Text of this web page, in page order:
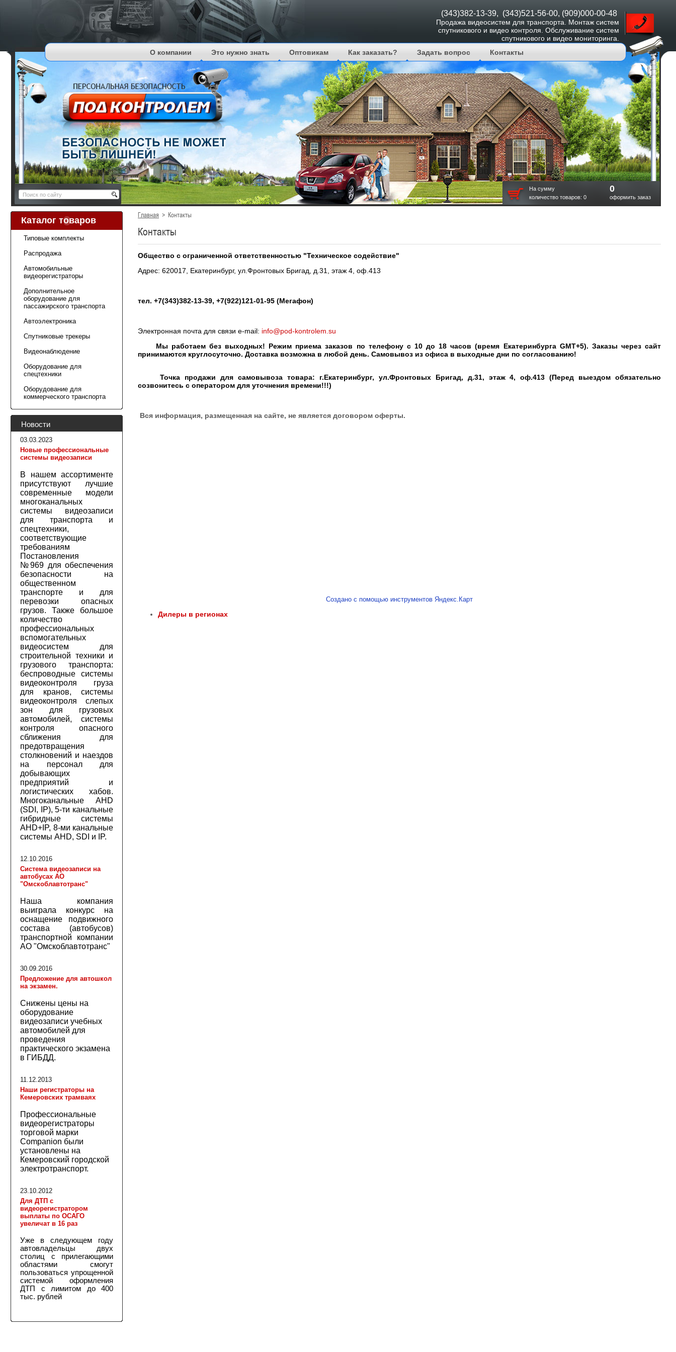
(343)382-13-39, (343)521-56-00, (909)000-00-48
Продажа видеосистем для транспорта. Монтаж систем
спутникового и видео контроля. Обслуживание систем
спутникового и видео мониторинга.
На сумму 0
количество товаров: 0 оформить заказ
О компании Это нужно знать Оптовикам Как заказать? Задать вопрос Контакты
Каталог товаров
Типовые комплекты
Распродажа
Автомобильные
видеорегистраторы
Дополнительное
оборудование для
пассажирского транспорта
Автоэлектроника
Спутниковые трекеры
Видеонаблюдение
Оборудование для
спецтехники
Оборудование для
коммерческого транспорта
Новости
03.03.2023
Новые профессиональные
системы видеозаписи
В нашем ассортименте
присутствуют лучшие
современные модели
многоканальных
системы видеозаписи
для транспорта и
спецтехники,
соответствующие
требованиям
Постановления
№969 для обеспечения
безопасности на
общественном
транспорте и для
перевозки опасных
грузов. Также большое
количество
профессиональных
вспомогательных
видеосистем для
строительной техники и
грузового транспорта:
беспроводные системы
видеоконтроля груза
для кранов, системы
видеоконтроля слепых
зон для грузовых
автомобилей, системы
контроля опасного
сближения для
предотвращения
столкновений и наездов
на персонал для
добывающих
предприятий и
логистических хабов.
Многоканальные AHD
(SDI, IP), 5-ти канальные
гибридные системы
AHD+IP, 8-ми канальные
системы AHD, SDI и IP.
12.10.2016
Система видеозаписи на
автобусах АО
"Омскоблавтотранс"
Наша компания
выиграла конкурс на
оснащение подвижного
состава (автобусов)
транспортной компании
АО "Омскоблавтотранс"
30.09.2016
Предложение для автошкол
на экзамен.
Снижены цены на
оборудование
видеозаписи учебных
автомобилей для
проведения
практического экзамена
в ГИБДД.
11.12.2013
Наши регистраторы на
Кемеровских трамваях
Профессиональные
видеорегистраторы
торговой марки
Companion были
установлены на
Кемеровский городской
электротранспорт.
23.10.2012
Для ДТП с
видеорегистратором
выплаты по ОСАГО
увеличат в 16 раз
Уже в следующем году
автовладельцы двух
столиц с прилегающими
областями смогут
пользоваться упрощенной
системой оформления
ДТП с лимитом до 400
тыс. рублей
Главная > Контакты
Контакты
Общество с ограниченной ответственностью "Техническое содействие"
Адрес: 620017, Екатеринбург, ул.Фронтовых Бригад, д.31, этаж 4, оф.413
тел. +7(343)382-13-39, +7(922)121-01-95 (Мегафон)
Электронная почта для связи e-mail: info@pod-kontrolem.su
Мы работаем без выходных! Режим приема заказов по телефону с 10 до 18 часов (время Екатеринбурга GMT+5). Заказы через сайт
принимаются круглосуточно. Доставка возможна в любой день. Самовывоз из офиса в выходные дни по согласованию!
Точка продажи для самовывоза товара: г.Екатеринбург, ул.Фронтовых Бригад, д.31, этаж 4, оф.413 (Перед выездом обязательно
созвонитесь с оператором для уточнения времени!!!)
Вся информация, размещенная на сайте, не является договором оферты.
Создано с помощью инструментов Яндекс.Карт
Дилеры в регионах